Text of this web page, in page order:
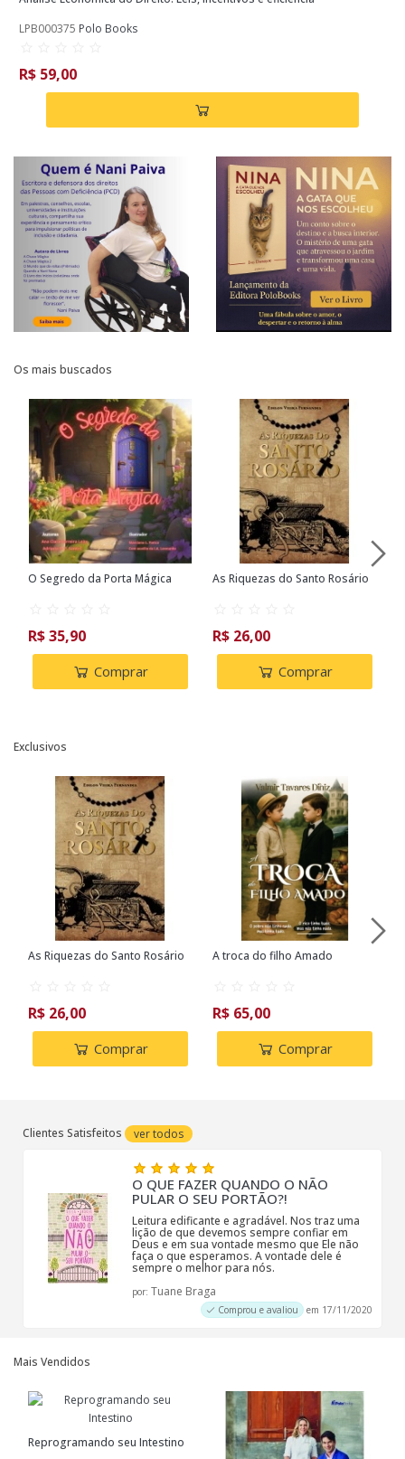
LPB000375 Polo Books
R$ 59,00
Os mais buscados
O Segredo da Porta Mágica
R$ 35,90
Comprar
As Riquezas do Santo Rosário
R$ 26,00
Comprar
Exclusivos
As Riquezas do Santo Rosário
R$ 26,00
Comprar
A troca do filho Amado
R$ 65,00
Comprar
Clientes Satisfeitos ver todos
O QUE FAZER QUANDO O NÃO
PULAR O SEU PORTÃO?!
Leitura edificante e agradável. Nos traz uma
lição de que devemos sempre confiar em
Deus e em sua vontade mesmo que Ele não
faça o que esperamos. A vontade dele é
sempre o melhor para nós.
por: Tuane Braga
Comprou e avaliou em 17/11/2020
Mais Vendidos
Reprogramando seu Intestino